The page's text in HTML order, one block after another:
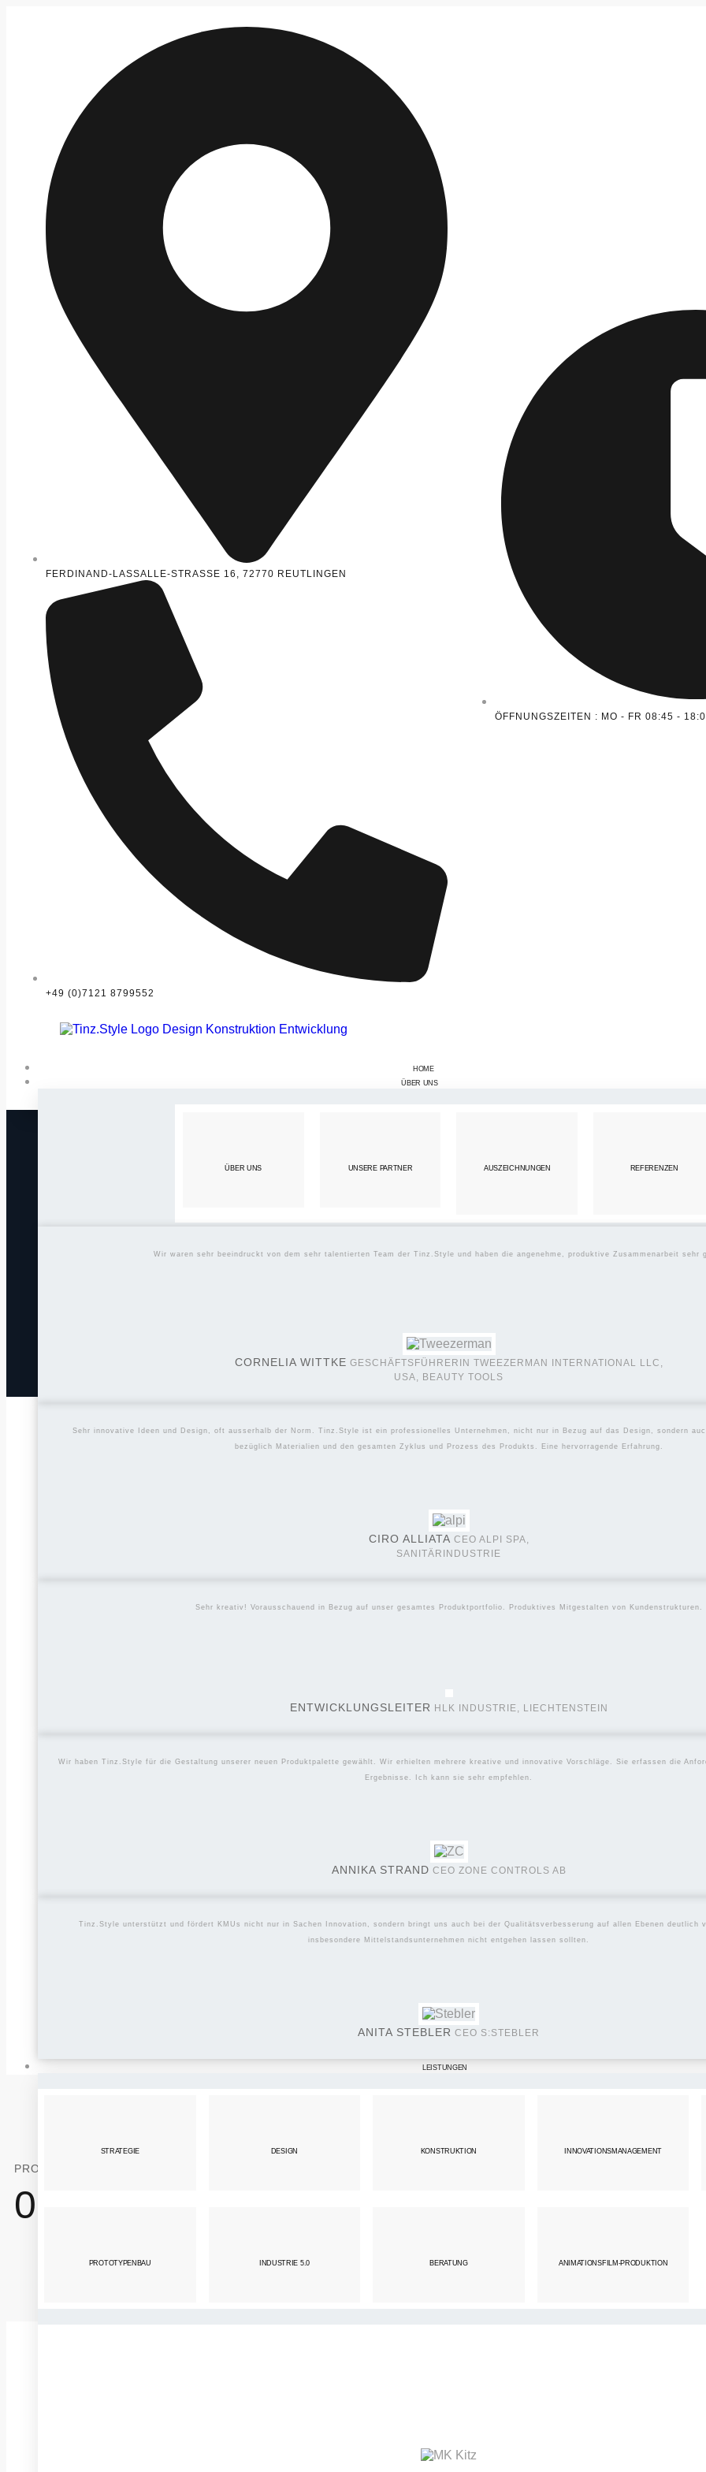
FERDINAND-LASSALLE-STRASSE 16, 72770 REUTLINGEN
+49 (0)7121 8799552
ÖFFNUNGSZEITEN : MO - FR 08:45 -
HOME
ÜBER UNS
ÜBER UNS UNSERE PARTNER AUSZEICHNUNGEN REFERENZEN
Wir waren sehr beeindruckt von dem sehr talentierten Team der Tinz.Style und haben die angenehme, produktive Zusammenarbeit sehr
CORNELIA WITTKE GESCHÄFTSFÜHRERIN TWEEZERMAN INTERNATIONAL LLC,
USA, BEAUTY TOOLS
Sehr innovative Ideen und Design, oft ausserhalb der Norm. Tinz.Style ist ein professionelles Unternehmen, nicht nur in Bezug auf das Design, sondern
bezüglich Materialien und den gesamten Zyklus und Prozess des Produkts. Eine hervorragende Erfahrung.
CIRO ALLIATA CEO ALPI SPA,
SANITÄRINDUSTRIE
Sehr kreativ! Vorausschauend in Bezug auf unser gesamtes Produktportfolio. Produktives Mitgestalten von Kundenstrukturen.
ENTWICKLUNGSLEITER HLK INDUSTRIE, LIECHTENSTEIN
Wir haben Tinz.Style für die Gestaltung unserer neuen Produktpalette gewählt. Wir erhielten mehrere kreative und innovative Vorschläge. Sie erfassen die
Ergebnisse. Ich kann sie sehr empfehlen.
ANNIKA STRAND CEO ZONE CONTROLS AB
Tinz.Style unterstützt und fördert KMUs nicht nur in Sachen Innovation, sondern bringt uns auch bei der Qualitätsverbesserung auf allen Ebenen deutlich
insbesondere Mittelstandsunternehmen nicht entgehen lassen sollten.
ANITA STEBLER CEO S:STEBLER
LEISTUNGEN
STRATEGIE
PROTOTYPENBAU
DESIGN
INDUSTRIE 5.0
KONSTRUKTION
BERATUNG
INNOVATIONSMANAGEMENT
ANIMATIONSFILM-PRODUKTION
PROJEKTE ABGESCHLOSSEN
0